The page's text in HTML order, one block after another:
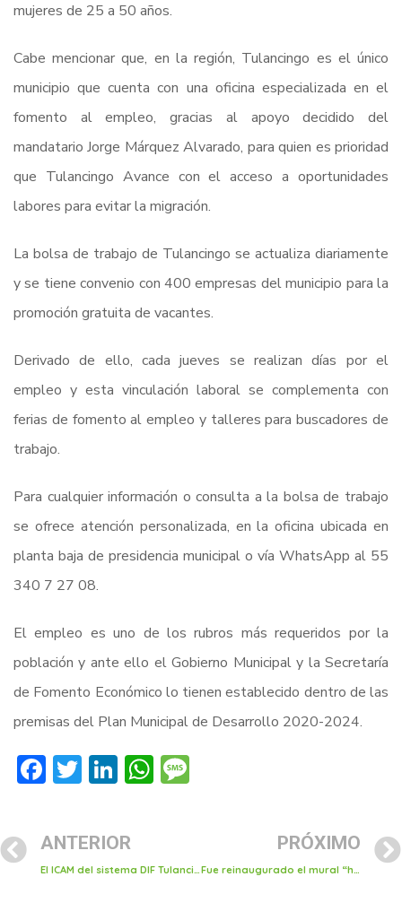
mujeres de 25 a 50 años.
Cabe mencionar que, en la región, Tulancingo es el único
municipio que cuenta con una oficina especializada en el
fomento al empleo, gracias al apoyo decidido del
mandatario Jorge Márquez Alvarado, para quien es prioridad
que Tulancingo Avance con el acceso a oportunidades
labores para evitar la migración.
La bolsa de trabajo de Tulancingo se actualiza diariamente
y se tiene convenio con 400 empresas del municipio para la
promoción gratuita de vacantes.
Derivado de ello, cada jueves se realizan días por el
empleo y esta vinculación laboral se complementa con
ferias de fomento al empleo y talleres para buscadores de
trabajo.
Para cualquier información o consulta a la bolsa de trabajo
se ofrece atención personalizada, en la oficina ubicada en
planta baja de presidencia municipal o vía WhatsApp al 55
340 7 27 08.
El empleo es uno de los rubros más requeridos por la
población y ante ello el Gobierno Municipal y la Secretaría
de Fomento Económico lo tienen establecido dentro de las
premisas del Plan Municipal de Desarrollo 2020-2024.
Facebook
Twitter
LinkedIn
WhatsApp
ANTERIOR
El ICAM del sistema DIF Tulancingo, concluye cursos de capacitación
PRÓXIMO
Fue reinaugurado el mural “historia de Tulancingo” al interior del centro cívico social de Tulancingo